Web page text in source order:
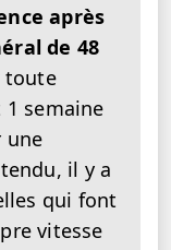
après
de 48
toute
semaine
une
il y a
qui font
vitesse